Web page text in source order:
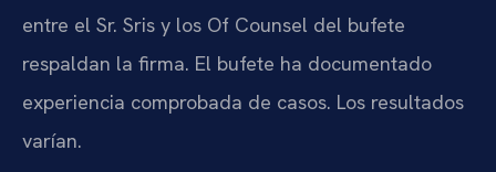
entre el Sr. Sris y los Of Counsel del bufete
respaldan la firma. El bufete ha documentado
experiencia comprobada de casos. Los resultados
varían.